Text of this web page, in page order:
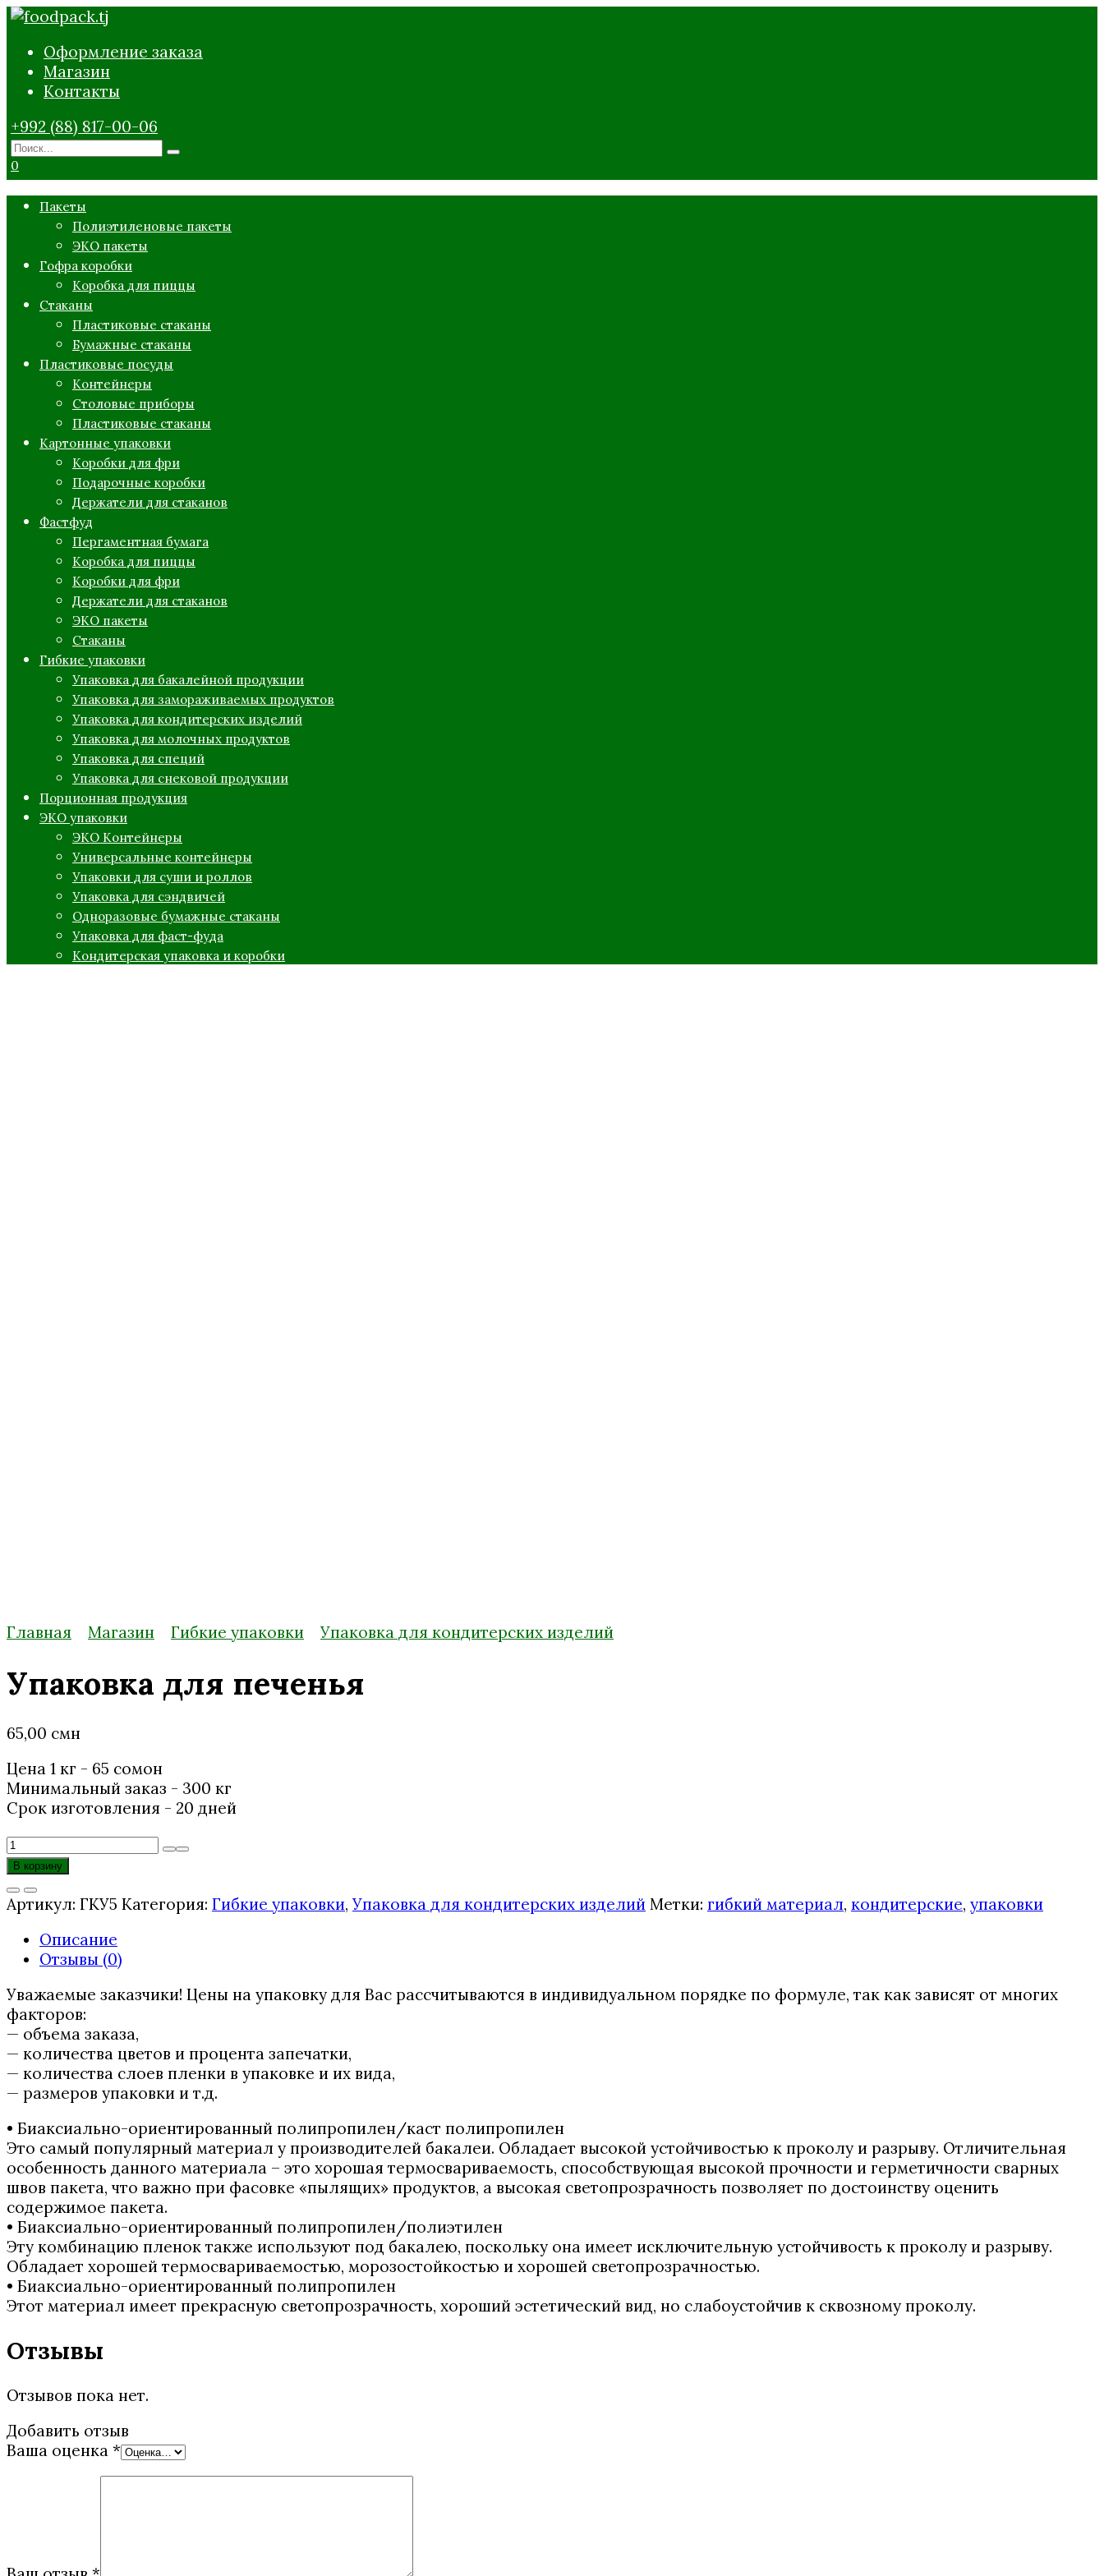
Перейти
содержанию
Оформление заказа
Магазин
Контакты
+992 (88) 817-00-06
Search
for:
0
Пакеты
Полиэтиленовые пакеты
ЭКО пакеты
Гофра коробки
Коробка для пиццы
Стаканы
Пластиковые стаканы
Бумажные стаканы
Пластиковые посуды
Контейнеры
Столовые приборы
Пластиковые стаканы
Картонные упаковки
Коробки для фри
Подарочные коробки
Держатели для стаканов
Фастфуд
Пергаментная бумага
Коробка для пиццы
Коробки для фри
Держатели для стаканов
ЭКО пакеты
Стаканы
Гибкие упаковки
Упаковка для бакалейной продукции
Упаковка для замораживаемых продуктов
Упаковка для кондитерских изделий
Упаковка для молочных продуктов
Упаковка для специй
Упаковка для снековой продукции
Порционная продукция
ЭКО упаковки
ЭКО Контейнеры
Универсальные контейнеры
Упаковки для суши и роллов
Упаковка для сэндвичей
Одноразовые бумажные стаканы
Упаковка для фаст-фуда
Кондитерская упаковка и коробки
Главная Магазин Гибкие упаковки Упаковка для кондитерских изделий
Упаковка для печенья
65,00 смн
Цена 1 кг - 65 сомонӣ
Минимальный заказ - 300 кг
Срок изготовления - 20 дней
Количество
товара
для
В корзину
Артикул: ГКУ5 Категория: Гибкие упаковки, Упаковка для кондитерских изделий Метки: гибкий материал, кондитерские, упаковки
Описание
Отзывы (0)
Уважаемые заказчики! Цены на упаковку для Вас рассчитываются в индивидуальном порядке по формуле, так как зависят от многих
факторов:
— объема заказа,
— количества цветов и процента запечатки,
— количества слоев пленки в упаковке и их вида,
— размеров упаковки и т.д.
• Биаксиально-ориентированный полипропилен/каст полипропилен
Это самый популярный материал у производителей бакалеи. Обладает высокой устойчивостью к проколу и разрыву. Отличительная
особенность данного материала – это хорошая термосвариваемость, способствующая высокой прочности и герметичности сварных
швов пакета, что важно при фасовке «пылящих» продуктов, а высокая светопрозрачность позволяет по достоинству оценить
содержимое пакета.
• Биаксиально-ориентированный полипропилен/полиэтилен
Эту комбинацию пленок также используют под бакалею, поскольку она имеет исключительную устойчивость к проколу и разрыву.
Обладает хорошей термосвариваемостью, морозостойкостью и хорошей светопрозрачностью.
• Биаксиально-ориентированный полипропилен
Этот материал имеет прекрасную светопрозрачность, хороший эстетический вид, но слабоустойчив к сквозному проколу.
Отзывы
Отзывов пока нет.
Добавить отзыв
Ваша оценка *